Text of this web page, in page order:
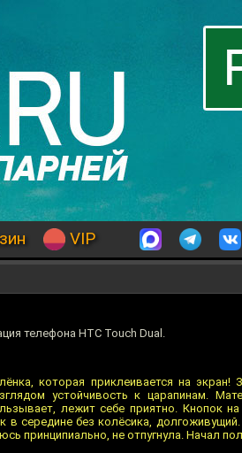
VIP
телефона HTC Touch Dual.
которая приклеивается на экран!
устойчивость к царапинам.
лежит себе приятно. Кнопок на
середине без колёсика,
принципиально, не отпугнула. Начал